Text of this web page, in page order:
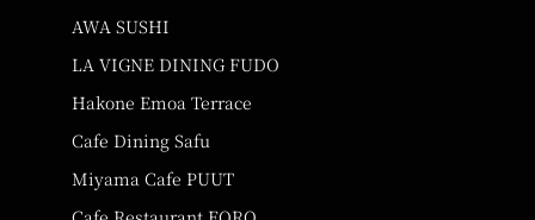
AWA SUSHI
LA VIGNE DINING FUDO
Hakone Emoa Terrace
Cafe Dining Safu
Miyama Cafe PUUT